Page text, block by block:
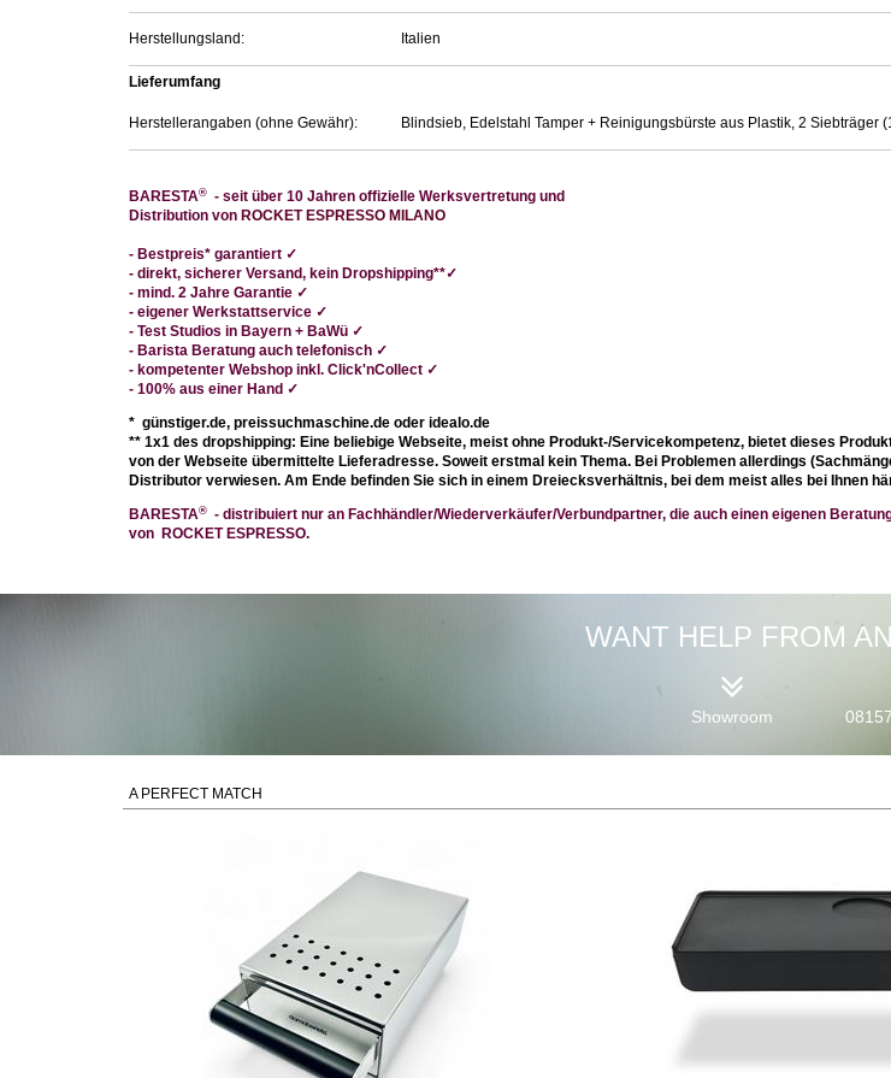
Herstellungsland: Italien
Lieferumfang
Herstellerangaben (ohne Gewähr): Blindsieb, Edelstahl Tamper + Reinigungsbürste aus Plastik, 2
BARESTA® - seit über 10 Jahren offizielle Werksvertretung und
Distribution von ROCKET ESPRESSO MILANO
- Bestpreis* garantiert ✓
- direkt, sicherer Versand, kein Dropshipping**✓
- mind. 2 Jahre Garantie ✓
- eigener Werkstattservice ✓
- Test Studios in Bayern + BaWü ✓
- Barista Beratung auch telefonisch ✓
- kompetenter Webshop inkl. Click'nCollect ✓
- 100% aus einer Hand ✓
* günstiger.de, preissuchmaschine.de oder idealo.de
** 1x1 des dropshipping: Eine beliebige Webseite, meist ohne Produkt-/Servicekompetenz, bietet dieses
von der Webseite übermittelte Lieferadresse. Soweit erstmal kein Thema. Bei Problemen allerdings
Distributor verwiesen. Am Ende befinden Sie sich in einem Dreiecksverhältnis, bei dem meist alles bei Ihnen
BARESTA® - distribuiert nur an Fachhändler/Wiederverkäufer/Verbundpartner, die auch einen eigenen
von ROCKET ESPRESSO.
WANT HELP FROM
Showroom
A PERFECT MATCH